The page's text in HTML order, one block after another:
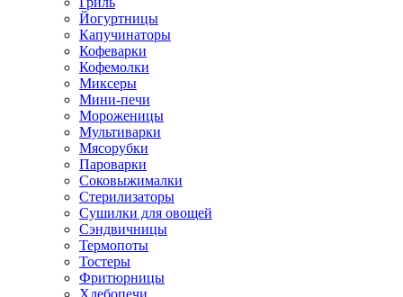
Йогуртницы
Капучинаторы
Кофеварки
Кофемолки
Миксеры
Мини-печи
Мороженицы
Мультиварки
Мясорубки
Пароварки
Соковыжималки
Стерилизаторы
Сушилки для овощей
Сэндвичницы
Термопоты
Тостеры
Фритюрницы